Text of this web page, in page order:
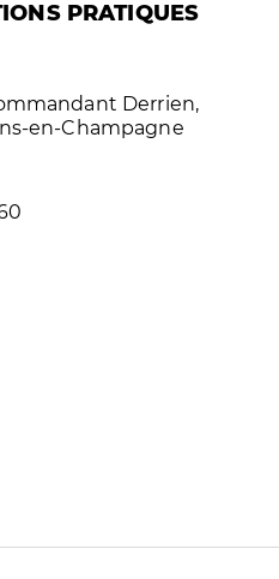
PRATIQUES
Derrien,
en-Champagne